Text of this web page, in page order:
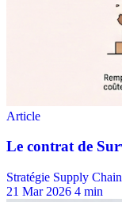
Stratégie Supply Chain
21 Mar 2026 4 min